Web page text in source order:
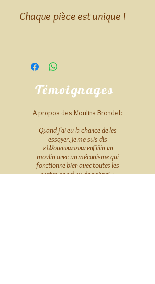
Chaque pièce est unique !
Témoignages
A propos des Moulins Brondel:
Quand j’ai eu la chance de les
essayer, je me suis dis
« Wouawwwww enfiiiin un
moulin avec un mécanisme qui
fonctionne bien avec toutes les
sortes de sel ou de poivre! »